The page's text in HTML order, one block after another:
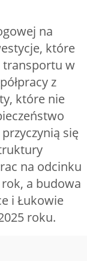
na
które
transportu w
z
które nie
się
na odcinku
a budowa
i Łukowie
roku.